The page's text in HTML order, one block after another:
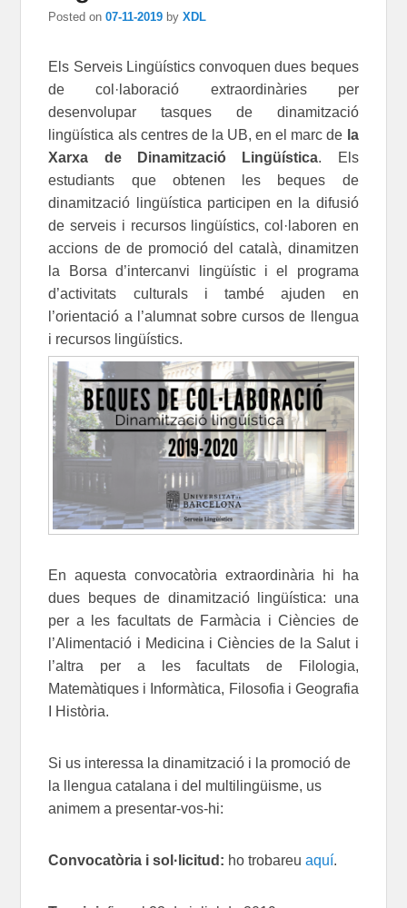
Posted on07-11-2019 byXDL
Els Serveis Lingüístics convoquen dues beques
de col·laboració extraordinàries per
desenvolupar tasques de dinamització
lingüística als centres de la UB, en el marc de la
Xarxa de Dinamització Lingüística. Els
estudiants que obtenen les beques de
dinamització lingüística participen en la difusió
de serveis i recursos lingüístics, col·laboren en
accions de de promoció del català, dinamitzen
la Borsa d’intercanvi lingüístic i el programa
d’activitats culturals i també ajuden en
l’orientació a l’alumnat sobre cursos de llengua
i recursos lingüístics.
En aquesta convocatòria extraordinària hi ha
dues beques de dinamització lingüística: una
per a les facultats de Farmàcia i Ciències de
l’Alimentació i Medicina i Ciències de la Salut i
l’altra per a les facultats de Filologia,
Matemàtiques i Informàtica, Filosofia i Geografia
I Història.
Si us interessa la dinamització i la promoció de
la llengua catalana i del multilingüisme, us
animem a presentar-vos-hi:
Convocatòria i sol·licitud: ho trobareuaquí.